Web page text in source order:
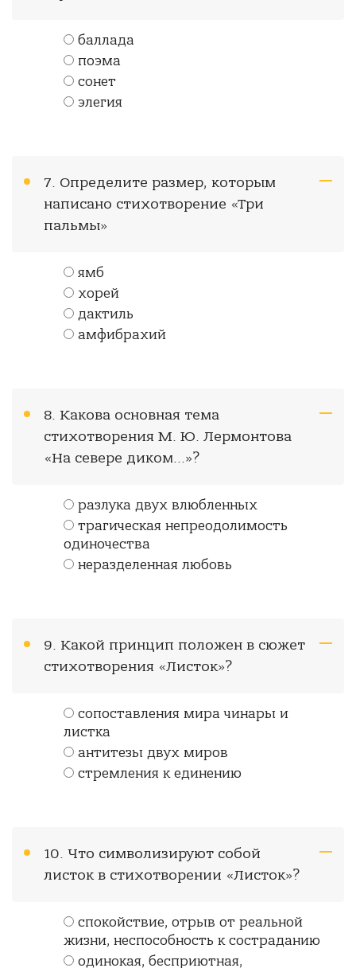
баллада
поэма
сонет
элегия
7. Определите размер, которым
написано стихотворение «Три
пальмы»
ямб
хорей
дактиль
амфибрахий
8. Какова основная тема
стихотворения М. Ю. Лермонтова
«На севере диком...»?
разлука двух влюбленных
трагическая непреодолимость
одиночества
неразделенная любовь
9. Какой принцип положен в сюжет
стихотворения «Листок»?
сопоставления мира чинары и
листка
антитезы двух миров
стремления к единению
10. Что символизируют собой
листок в стихотворении «Листок»?
спокойствие, отрыв от реальной
жизни, неспособность к состраданию
одинокая, бесприютная,